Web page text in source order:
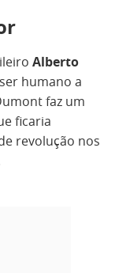
Alberto
humano a
faz um
ficaria
revolução nos